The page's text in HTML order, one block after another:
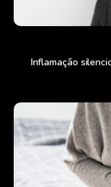
Inflamação